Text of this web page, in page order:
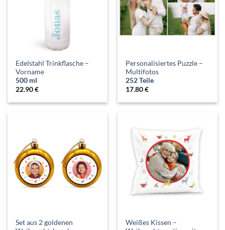
Edelstahl Trinkflasche –
Vorname
500 ml
22.90€
Personalisiertes Puzzle –
Multifotos
252 Teile
17.80€
Set aus 2 goldenen
Weißes Kissen –